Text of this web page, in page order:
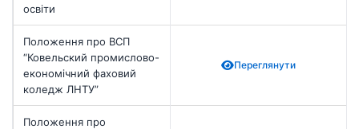
освіти
Положення про ВСП
“Ковельский промислово-
економічний фаховий
коледж ЛНТУ”
Переглянути
Положення про